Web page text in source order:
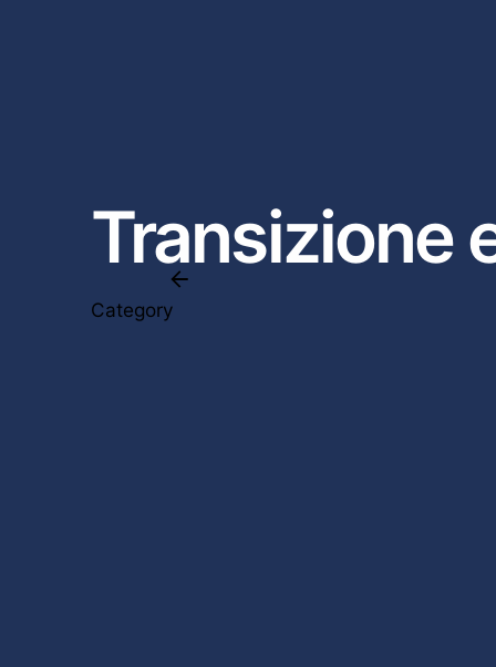
Transizione
Category